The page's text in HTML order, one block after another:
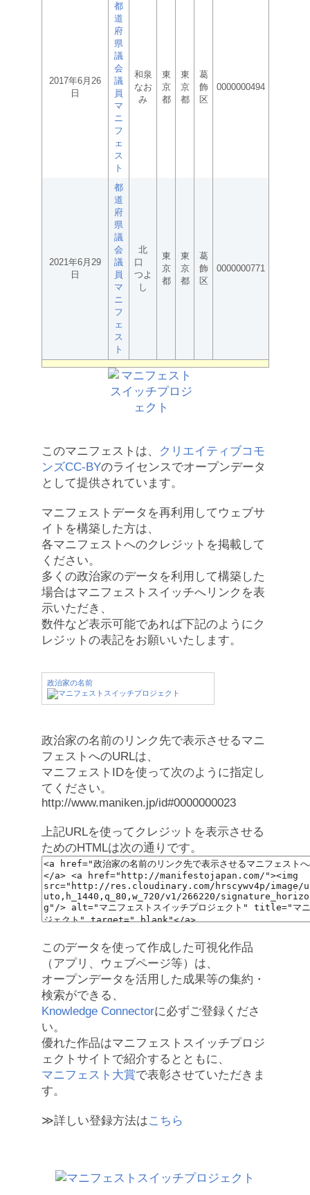
2017年6月26
日
都
道
府
県
議
会
議
員
マ
ニ
フ
ェ
ス
ト
和泉
なお
み
東
京
都
東
京
都
葛
飾
区
0000000494
2021年6月29
日
都
道
府
県
議
会
議
員
マ
ニ
フ
ェ
ス
ト
北
口
つよ
し
東
京
都
東
京
都
葛
飾
区
0000000771
このマニフェストは、
クリエイティブコモ
ンズCC-BYのライセンスでオープンデータ
として提供されています。
マニフェストデータを再利用してウェブサ
イトを構築した方は、
各マニフェストへのクレジットを掲載して
ください。
多くの政治家のデータを利用して構築した
場合はマニフェストスイッチへリンクを表
示いただき、
数件など表示可能であれば下記のようにク
レジットの表記をお願いいたします。
政治家の名前
政治家の名前のリンク先で表示させるマニ
フェストへのURLは、
マニフェストIDを使って次のように指定し
てください。
http://www.maniken.jp/id#0000000023
上記URLを使ってクレジットを表示させる
ためのHTMLは次の通りです。
このデータを使って作成した可視化作品
（アプリ、ウェブページ等）は、
オープンデータを活用した成果等の集約・
検索ができる、
Knowledge Connectorに必ずご登録くださ
い。
優れた作品はマニフェストスイッチプロジ
ェクトサイトで紹介するとともに、
マニフェスト大賞で表彰させていただきま
す。
≫詳しい登録方法はこちら